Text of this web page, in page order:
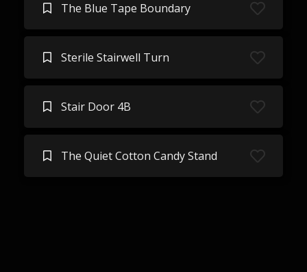
The Blue Tape Boundary
Sterile Stairwell Turn
Stair Door 4B
The Quiet Cotton Candy Stand